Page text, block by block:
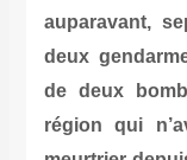
auparavant,
deux
de deux
région qui